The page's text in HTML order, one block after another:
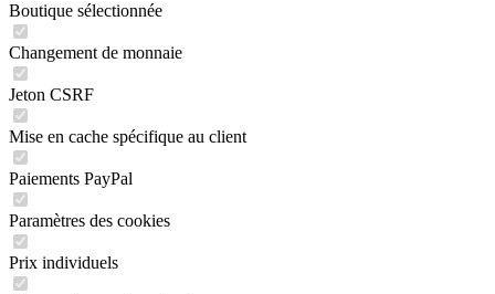
Boutique sélectionnée
Changement de monnaie
Jeton CSRF
Mise en cache spécifique au client
Paiements PayPal
Paramètres des cookies
Prix individuels